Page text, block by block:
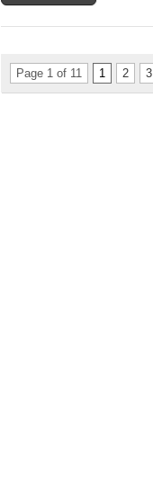
Page 1 of 11 1 2 3